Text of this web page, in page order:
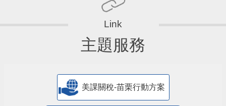
主題服務
美課關稅-苗栗行動方案